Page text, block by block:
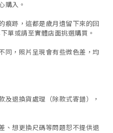
購入。
痕跡，這都是歲月遺留下來的回
單或請至實體店面挑選購買。
同，照片呈現會有些微色差，均
及退換貨處理（除款式寄錯），
、想更換尺碼等問題恕不提供退